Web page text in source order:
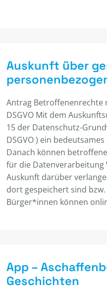
Auskunft über
Antrag Betroffenenrechte
DSGVO Mit dem
15 der Datenschutz-
DSGVO ) ein
Danach können
für die
Auskunft darüber
dort gespeichert sind
Bürger*innen können
App –
Geschichten